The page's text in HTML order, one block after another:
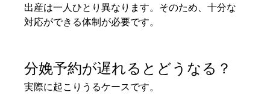
出産は一人ひとり異なります。そのため、十分な
対応ができる体制が必要です。
分娩予約が遅れるとどうなる？
実際に起こりうるケースです。